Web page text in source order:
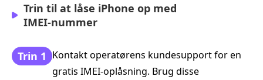
Trin til at låse iPhone op med
IMEI‑nummer
Trin 1 Kontakt operatørens kundesupport for en
gratis IMEI-oplåsning. Brug disse